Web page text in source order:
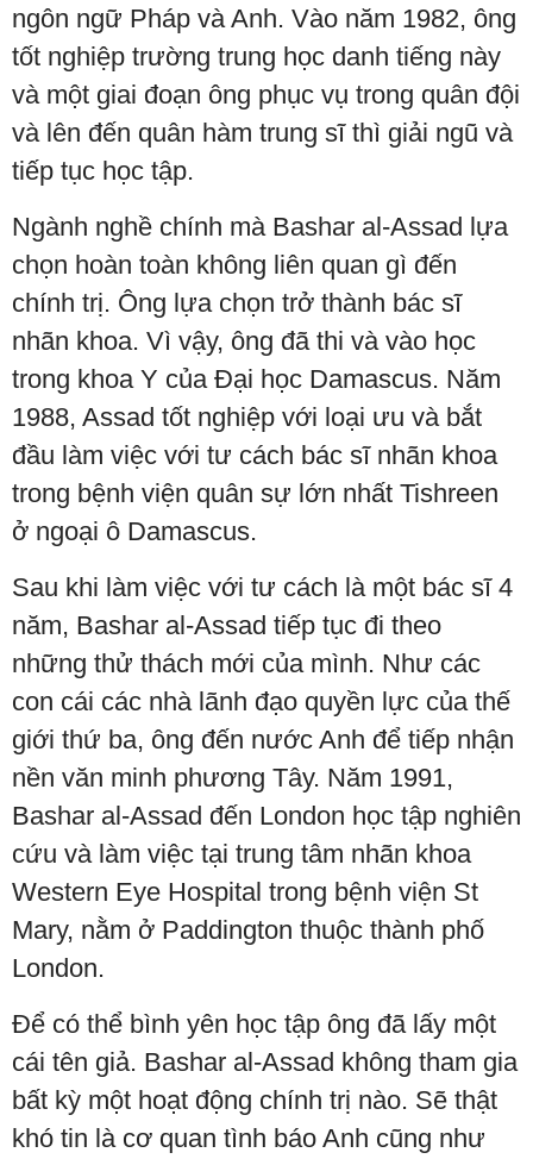
ngôn ngữ Pháp và Anh. Vào năm 1982, ông
tốt nghiệp trường trung học danh tiếng này
và một giai đoạn ông phục vụ trong quân đội
và lên đến quân hàm trung sĩ thì giải ngũ và
tiếp tục học tập.
Ngành nghề chính mà Bashar al-Assad lựa
chọn hoàn toàn không liên quan gì đến
chính trị. Ông lựa chọn trở thành bác sĩ
nhãn khoa. Vì vậy, ông đã thi và vào học
trong khoa Y của Đại học Damascus. Năm
1988, Assad tốt nghiệp với loại ưu và bắt
đầu làm việc với tư cách bác sĩ nhãn khoa
trong bệnh viện quân sự lớn nhất Tishreen
ở ngoại ô Damascus.
Sau khi làm việc với tư cách là một bác sĩ 4
năm, Bashar al-Assad tiếp tục đi theo
những thử thách mới của mình. Như các
con cái các nhà lãnh đạo quyền lực của thế
giới thứ ba, ông đến nước Anh để tiếp nhận
nền văn minh phương Tây. Năm 1991,
Bashar al-Assad đến London học tập nghiên
cứu và làm việc tại trung tâm nhãn khoa
Western Eye Hospital trong bệnh viện St
Mary, nằm ​​ở Paddington thuộc thành phố
London.
Để có thể bình yên học tập ông đã lấy một
cái tên giả. Bashar al-Assad không tham gia
bất kỳ một hoạt động chính trị nào. Sẽ thật
khó tin là cơ quan tình báo Anh cũng như